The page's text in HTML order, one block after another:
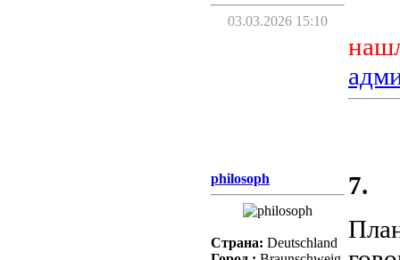
03.03.2026 15:10
philosoph
Страна: Deutschland
7.